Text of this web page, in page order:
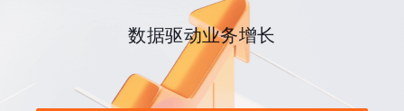
数据驱动业务增长